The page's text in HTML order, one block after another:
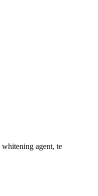
agent, te